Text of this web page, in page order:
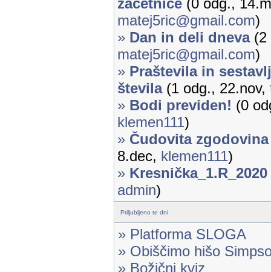
začetnice (0 odg.,
matej5ric@gmail.com)
» Dan in deli dneva(2
matej5ric@gmail.com)
» Praštevila in
števila(1 odg., 22.nov,
» Bodi previden! (0
klemen111)
» Čudovita
8.dec, klemen111)
» Kresnička_1.R_2020
admin)
Priljubljeno te dni
» Platforma SLOGA
» Obiščimo hišo
» Božični kviz